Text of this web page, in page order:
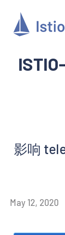
影响
May 12, 2020